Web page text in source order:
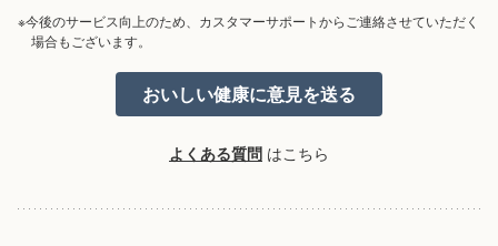
※今後のサービス向上のため、カスタマーサポートからご連絡させていただく
場合もございます。
よくある質問 はこちら